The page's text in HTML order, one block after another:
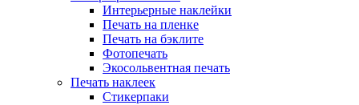
Интерьерные наклейки
Печать на пленке
Печать на бэклите
Фотопечать
Экосольвентная печать
Печать наклеек
Стикерпаки